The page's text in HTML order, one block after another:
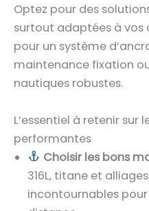
Optez pour des
surtout adaptées à vos
pour un système
maintenance fixation
nautiques robustes.
L’essentiel à retenir sur
performantes
Choisir les bons
316L, titane et
incontournables